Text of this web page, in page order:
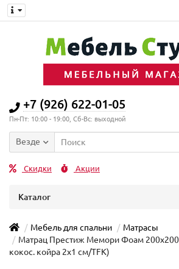
+7 (926) 622-01-05
Пн-Пт: 10:00 - 19:00, Сб-Вс: выходной
Везде
Скидки Акции
Каталог
Мебель для спальни
Матрасы
Матрац Престиж Мемори Фоам
кокос. койра 2x1 см/TFK)